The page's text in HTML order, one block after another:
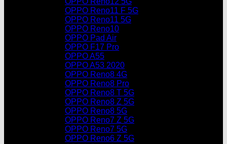
OPPO Reno11 F 5G
OPPO Reno11 5G
OPPO Reno10
OPPO Pad Air
OPPO F17 Pro
OPPO A55
OPPO A53 2020
OPPO Reno8 4G
OPPO Reno8 Pro
OPPO Reno8 T 5G
OPPO Reno8 Z 5G
OPPO Reno8 5G
OPPO Reno7 Z 5G
OPPO Reno7 5G
OPPO Reno6 Z 5G